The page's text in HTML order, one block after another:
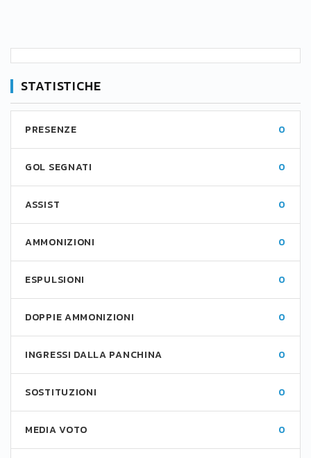
STATISTICHE
PRESENZE 0
GOL SEGNATI 0
ASSIST 0
AMMONIZIONI 0
ESPULSIONI 0
DOPPIE AMMONIZIONI 0
INGRESSI DALLA PANCHINA 0
SOSTITUZIONI 0
MEDIA VOTO 0